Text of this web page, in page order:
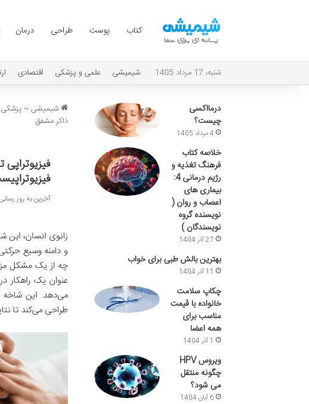
کتاب پوست طراحی درمان
شنبه، 17 مرداد 1405 شیمیشی علمی و پزشکی اقتصادی
شیمیشی~ پزشکی
ذاکر مشفق
آخرین به روز رسانی: 22 آبان
زانوی انسان،
و دامنه وسیع
چه از یک مشکل
عنوان یک راهکار
می‌دهد. این شاخه
طراحی می‌کند تا
درمااکسی
چیست؟
4 مرداد 1405
خلاصه کتاب
فرهنگ تغذیه و
رژیم درمانی 4:
بیماری های
اعصاب و روان (
نویسنده گروه
نویسندگان )
27 آذر 1404
بهترین بالش طبی برای خواب
11 آذر 1404
چکاپ سلامت
خانواده با قیمت
مناسب برای
همه اعضا
1 آذر 1404
ویروس HPV
چگونه منتقل
می شود؟
6 آبان 1404